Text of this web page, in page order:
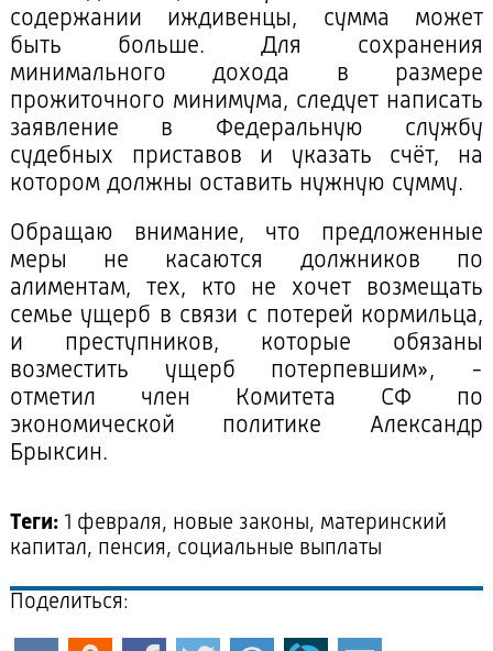
содержании иждивенцы, сумма может
быть больше. Для сохранения
минимального дохода в размере
прожиточного минимума, следует написать
заявление в Федеральную службу
судебных приставов и указать счёт, на
котором должны оставить нужную сумму.
Обращаю внимание, что предложенные
меры не касаются должников по
алиментам, тех, кто не хочет возмещать
семье ущерб в связи с потерей кормильца,
и преступников, которые обязаны
возместить ущерб потерпевшим», -
отметил член Комитета СФ по
экономической политике Александр
Брыксин.
Теги:1 февраля, новые законы, материнский
капитал, пенсия, социальные выплаты
Поделиться: